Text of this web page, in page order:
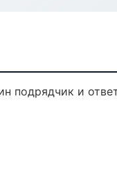
подрядчик и